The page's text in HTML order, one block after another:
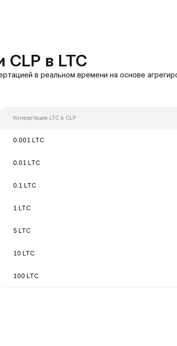
в LTC
в реальном времени на основе
Конвертация LTC в CLP
0.001 LTC
0.01 LTC
0.1 LTC
1 LTC
5 LTC
10 LTC
100 LTC